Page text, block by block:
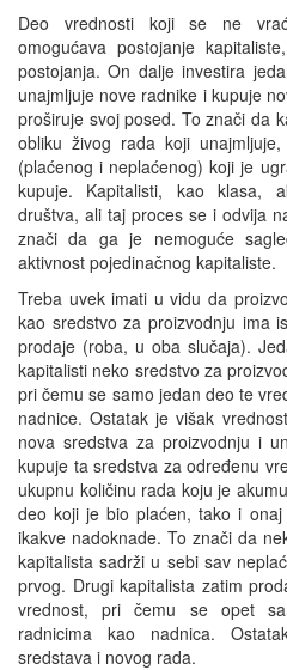
Deo vrednosti koji se ne
omogućava postojanje
postojanja. On dalje investira
unajmljuje nove radnike i kupuje
proširuje svoj posed. To znači da
obliku živog rada koji
(plaćenog i neplaćenog) koji je
kupuje. Kapitalisti, kao klasa,
društva, ali taj proces se i odvija
znači da ga je nemoguće
aktivnost pojedinačnog kapitaliste.
Treba uvek imati u vidu da
kao sredstvo za proizvodnju ima
prodaje (roba, u oba slučaja).
kapitalisti neko sredstvo za
pri čemu se samo jedan deo te
nadnice. Ostatak je višak
nova sredstva za proizvodnju i
kupuje ta sredstva za određenu
ukupnu količinu rada koju je
deo koji je bio plaćen, tako i
ikakve nadoknade. To znači da
kapitalista sadrži u sebi sav
prvog. Drugi kapitalista zatim
vrednost, pri čemu se opet
radnicima kao nadnica.
sredstava i novog rada.